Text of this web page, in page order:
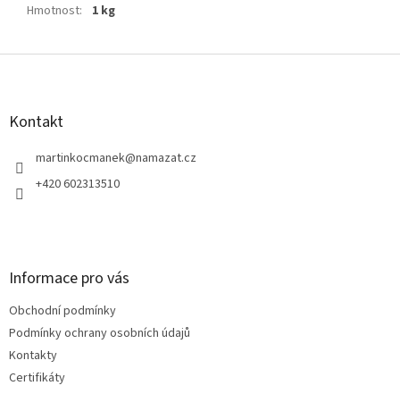
Hmotnost: 1 kg
Z
Kontakt
martinkocmanek@namazat.cz
+420 602313510
Informace pro vás
Obchodní podmínky
Podmínky ochrany osobních údajů
Kontakty
Certifikáty